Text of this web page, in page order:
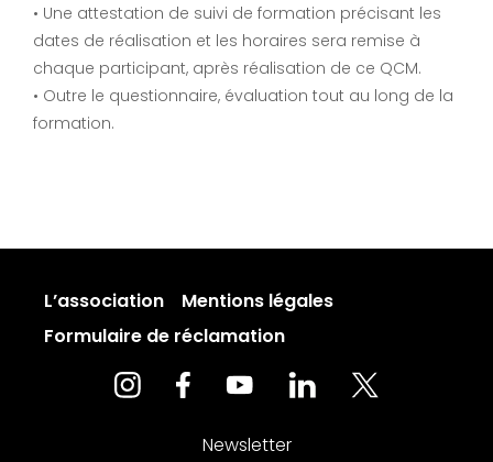
• Une attestation de suivi de formation précisant les
dates de réalisation et les horaires sera remise à
chaque participant, après réalisation de ce QCM.
• Outre le questionnaire, évaluation tout au long de la
formation.
L’association
Mentions légales
Formulaire de réclamation
Newsletter